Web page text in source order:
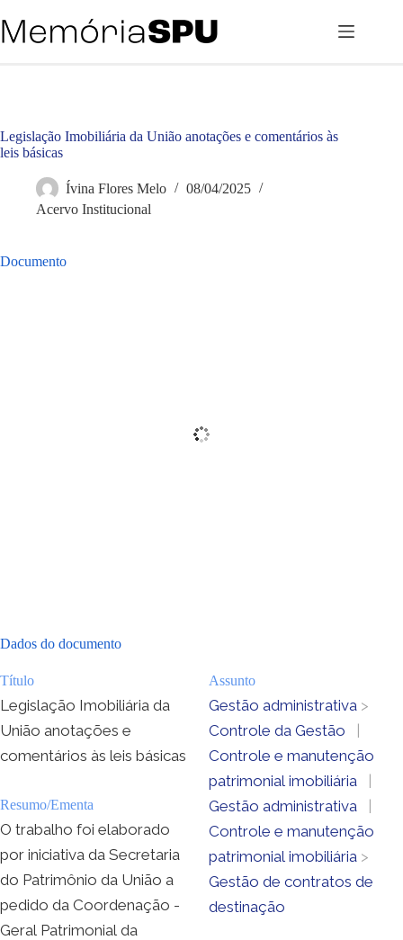
para
o
Legislação Imobiliária da União anotações e comentários às
leis básicas
Ívina Flores Melo
08/04/2025
Acervo Institucional
Documento
Dados do documento
Título
Legislação Imobiliária da
União anotações e
comentários às leis básicas
Resumo/Ementa
O trabalho foi elaborado
por iniciativa da Secretaria
do Patrimônio da União a
pedido da Coordenação -
Geral Patrimonial da
Assunto
Gestão administrativa >
Controle da Gestão
|
Controle e manutenção
patrimonial imobiliária
|
Gestão administrativa
|
Controle e manutenção
patrimonial imobiliária >
Gestão de contratos de
destinação